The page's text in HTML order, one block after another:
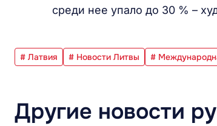
среди нее упало до 30 % –
# Латвия # Новости Литвы #
Другие новости